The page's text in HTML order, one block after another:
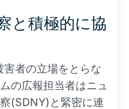
と積極的に協
者の立場をとらな
の広報担当者はニュ
(SDNY)と緊密に連